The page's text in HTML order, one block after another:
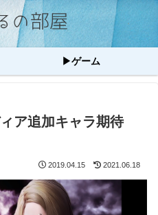
▶ゲーム
ア追加キャラ期待
2019.04.15 2021.06.18